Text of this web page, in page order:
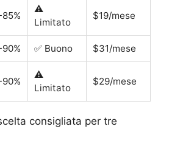
⚠️
Limitato
$19/mese
✅ Buono $31/mese
⚠️
Limitato
$29/mese
consigliata per tre